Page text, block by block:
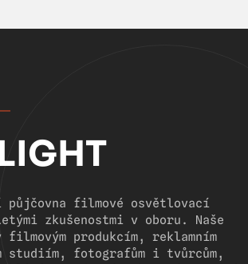
půjčovna filmové osvětlovací
zkušenostmi v oboru. Naše
produkcím, reklamním
studiím, fotografům i tvůrcům,